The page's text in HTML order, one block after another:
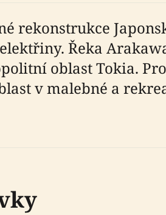
rekonstrukce
Řeka
oblast Tokia.
v malebné a